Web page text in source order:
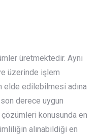
üretmektedir. Aynı
üzerinde işlem
elde edilebilmesi adına
son derece uygun
konusunda en
alınabildiği en